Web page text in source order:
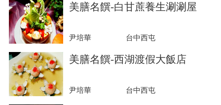
美膳名饌-白甘蔗養生涮涮屋
尹培華 台中西屯
美膳名饌-西湖渡假大飯店
尹培華 台中西屯